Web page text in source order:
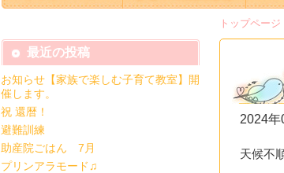
トップページ
2024年
天候不
最近の投稿
お知らせ【家族で楽しむ子育て教室】開
催します。
祝 還暦！
避難訓練
助産院ごはん 7月
プリンアラモード♫